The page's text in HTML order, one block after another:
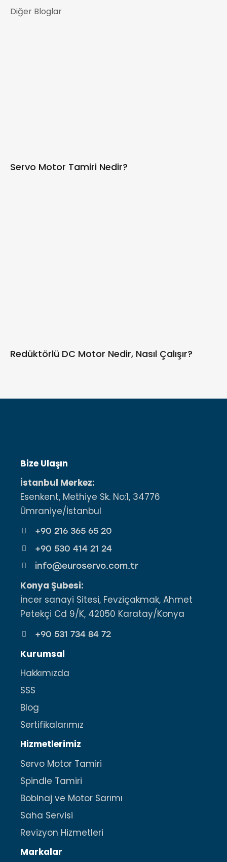
Diğer Bloglar
Servo Motor Tamiri Nedir?
Redüktörlü DC Motor Nedir, Nasıl Çalışır?
Bize Ulaşın
İstanbul Merkez:
Esenkent, Methiye Sk. No:1, 34776
Ümraniye/İstanbul
+90 216 365 65 20
+90 530 414 21 24
info@euroservo.com.tr
Konya Şubesi:
İncer sanayi Sitesi, Fevziçakmak, Ahmet
Petekçi Cd 9/K, 42050 Karatay/Konya
+90 531 734 84 72
Kurumsal
Hakkımızda
SSS
Blog
Sertifikalarımız
Hizmetlerimiz
Servo Motor Tamiri
Spindle Tamiri
Bobinaj ve Motor Sarımı
Saha Servisi
Revizyon Hizmetleri
Markalar